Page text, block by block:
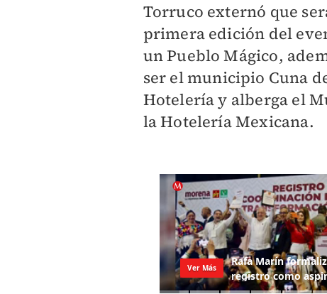
Torruco externó que
primera edición del
un Pueblo Mágico,
ser el municipio Cuna
Hotelería y alberga el
la Hotelería Mexicana.